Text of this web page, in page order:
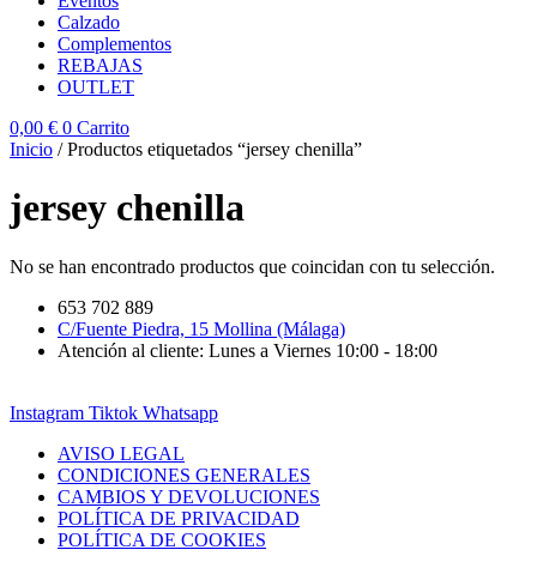
Calzado
Complementos
REBAJAS
OUTLET
0,00 € 0 Carrito
Inicio / Productos etiquetados “jersey chenilla”
jersey chenilla
No se han encontrado productos que coincidan con tu selección.
653 702 889
C/Fuente Piedra, 15 Mollina (Málaga)
Atención al cliente: Lunes a Viernes 10:00 - 18:00
Instagram Tiktok Whatsapp
AVISO LEGAL
CONDICIONES GENERALES
CAMBIOS Y DEVOLUCIONES
POLÍTICA DE PRIVACIDAD
POLÍTICA DE COOKIES